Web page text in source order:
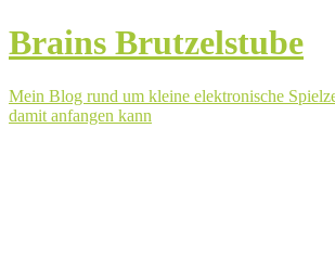
Brains Brutzelstube
Mein Blog rund um kleine elektronische
damit anfangen kann